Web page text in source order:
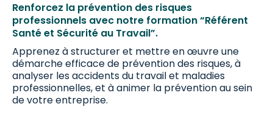
Renforcez la prévention des risques
professionnels avec notre formation “Référent
Santé et Sécurité au Travail”.
Apprenez à structurer et mettre en œuvre une
démarche efficace de prévention des risques, à
analyser les accidents du travail et maladies
professionnelles, et à animer la prévention au sein
de votre entreprise.